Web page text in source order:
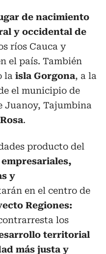
de nacimiento
y occidental de
ríos Cauca y
el país. También
la isla Gorgona, a la
el municipio de
Juanoy, Tajumbina
.
producto del
y
en el centro de
Regiones:
los
territorial
más justa y